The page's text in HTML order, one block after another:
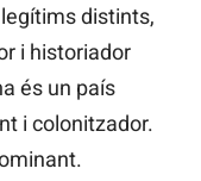
distints,
i historiador
és un país
i colonitzador.